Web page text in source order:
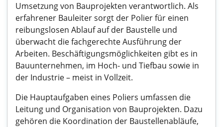
Umsetzung von Bauprojekten verantwortlich. Als
erfahrener Bauleiter sorgt der Polier für einen
reibungslosen Ablauf auf der Baustelle und
überwacht die fachgerechte Ausführung der
Arbeiten. Beschäftigungsmöglichkeiten gibt es in
Bauunternehmen, im Hoch- und Tiefbau sowie in
der Industrie – meist in Vollzeit.
Die Hauptaufgaben eines Poliers umfassen die
Leitung und Organisation von Bauprojekten. Dazu
gehören die Koordination der Baustellenabläufe,